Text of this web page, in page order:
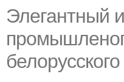
Элегантный